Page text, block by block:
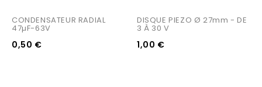
CONDENSATEUR RADIAL
47µF-63V
0,50 €
DISQUE PIEZO Ø 27mm - DE
3 À 30 V
1,00 €